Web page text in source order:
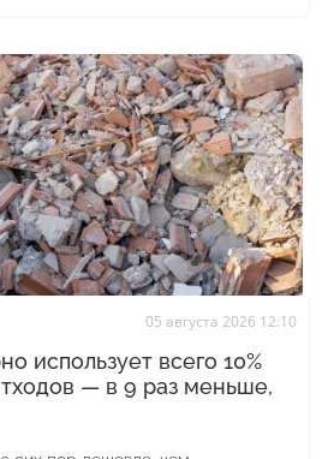
05 августа 2026 12:10
использует всего 10%
— в 9 раз меньше,